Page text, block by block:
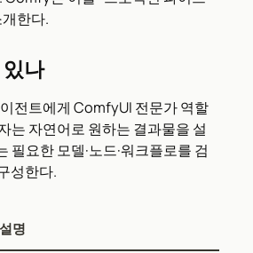
한다.
나
전트에게 ComfyUI 전문가 역할
는 자연어로 원하는 결과물을 설
필요한 모델·노드·워크플로를 검
성한다.
설명